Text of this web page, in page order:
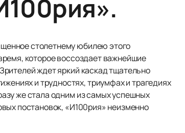
столетнему юбилею этого
которое воссоздает важнейшие
ждет яркий каскад тщательно
и трудностях, триумфах и трагедиях
же стала одним из самых успешных
постановок, «И100рия» неизменно